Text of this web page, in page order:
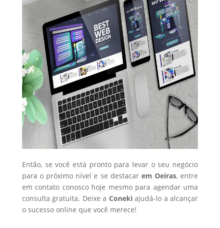
Então, se você está pronto para levar o seu negócio
para o próximo nível e se destacar em Oeiras, entre
em contato conosco hoje mesmo para agendar uma
consulta gratuita. Deixe a Conekiajudá-lo a alcançar
o sucesso online que você merece!